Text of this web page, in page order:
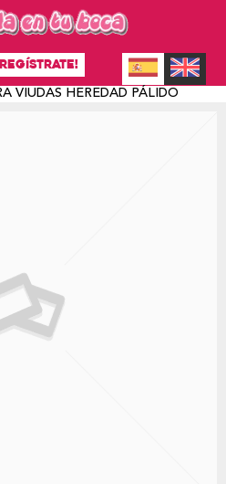
VIUDAS HEREDAD PÁLIDO